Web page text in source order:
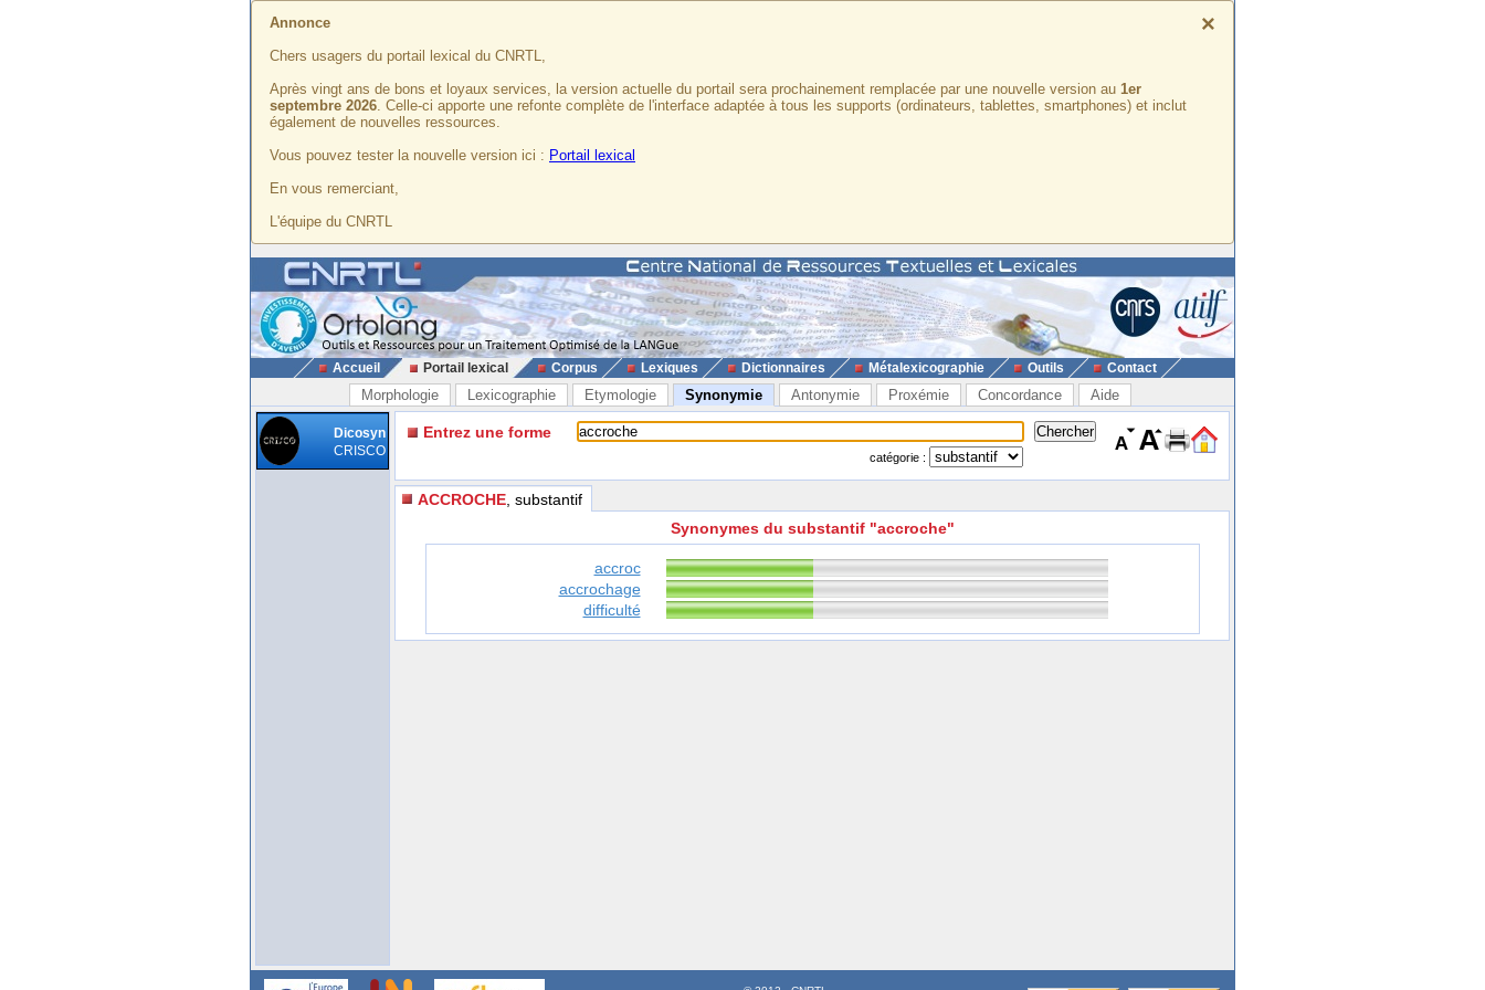
×
Annonce
Chers usagers du portail lexical du CNRTL,
Après vingt ans de bons et loyaux services, la version actuelle du portail sera prochainement remplacée par une nouvelle version au 1er
septembre 2026. Celle-ci apporte une refonte complète de l'interface adaptée à tous les supports (ordinateurs, tablettes, smartphones) et inclut
également de nouvelles ressources.
Vous pouvez tester la nouvelle version ici : Portail lexical
En vous remerciant,
L'équipe du CNRTL
Accueil Portail lexical Corpus Lexiques Dictionnaires Métalexicographie Outils Contact
Morphologie Lexicographie Etymologie Synonymie Antonymie Proxémie Concordance Aide
Dicosyn
CRISCO
Entrez une forme
catégorie :
ACCROCHE , substantif
Synonymes du substantif "accroche"
accroc
accrochage
difficulté